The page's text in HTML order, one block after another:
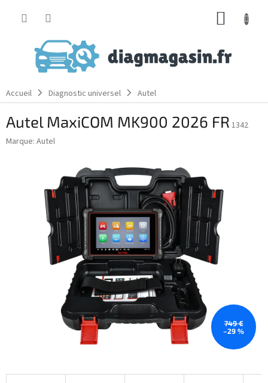
PANIER
Accueil Diagnostic universel Autel
Autel MaxiCOM MK900 2026 FR 1342
Marque: Autel
749 €
–29 %